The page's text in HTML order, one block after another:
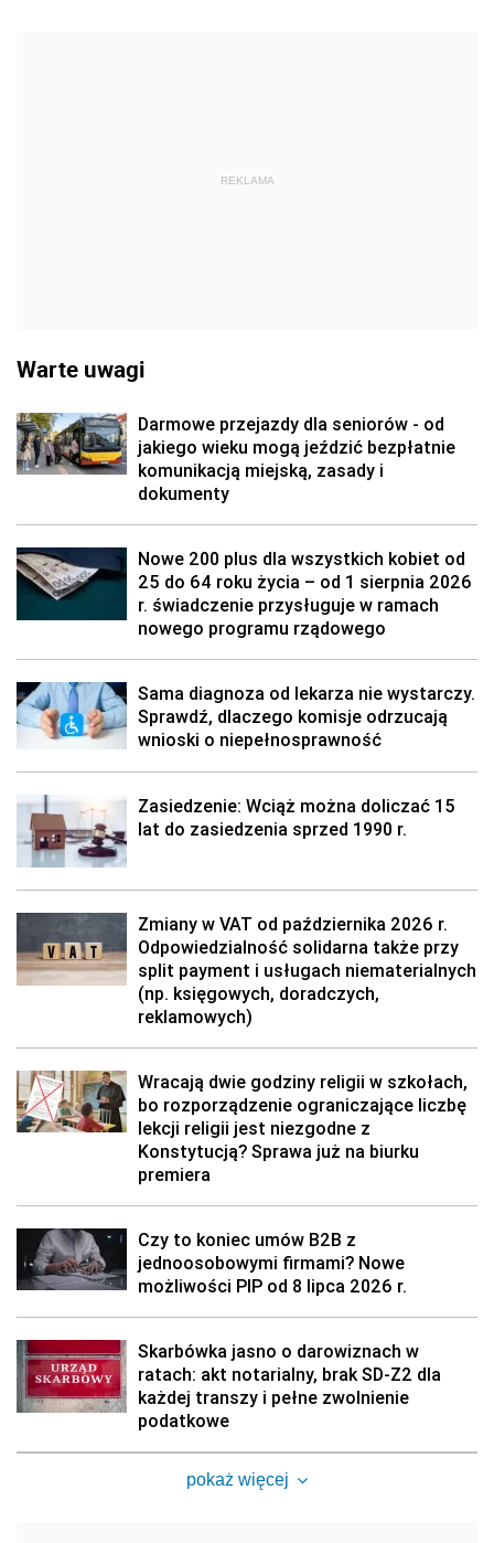
REKLAMA
Warte uwagi
Darmowe przejazdy dla seniorów - od
jakiego wieku mogą jeździć bezpłatnie
komunikacją miejską, zasady i
dokumenty
Nowe 200 plus dla wszystkich kobiet od
25 do 64 roku życia – od 1 sierpnia 2026
r. świadczenie przysługuje w ramach
nowego programu rządowego
Sama diagnoza od lekarza nie wystarczy.
Sprawdź, dlaczego komisje odrzucają
wnioski o niepełnosprawność
Zasiedzenie: Wciąż można doliczać 15
lat do zasiedzenia sprzed 1990 r.
Zmiany w VAT od października 2026 r.
Odpowiedzialność solidarna także przy
split payment i usługach niematerialnych
(np. księgowych, doradczych,
reklamowych)
Wracają dwie godziny religii w szkołach,
bo rozporządzenie ograniczające liczbę
lekcji religii jest niezgodne z
Konstytucją? Sprawa już na biurku
premiera
Czy to koniec umów B2B z
jednoosobowymi firmami? Nowe
możliwości PIP od 8 lipca 2026 r.
Skarbówka jasno o darowiznach w
ratach: akt notarialny, brak SD-Z2 dla
każdej transzy i pełne zwolnienie
podatkowe
pokaż więcej